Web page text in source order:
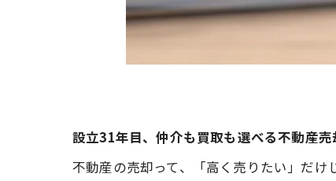
設立31年目、仲介も買取も選べる不動産売
不動産の売却って、「高く売りたい」だ